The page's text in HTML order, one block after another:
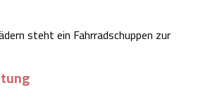
steht ein Fahrradschuppen zur